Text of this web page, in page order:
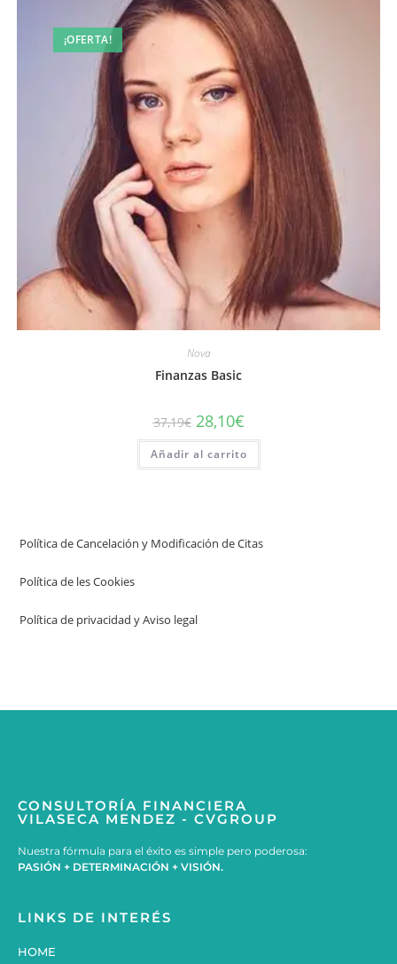
¡OFERTA!
Nova
Finanzas Basic
37,19€ 28,10€
Añadir al carrito
Política de Cancelación y Modificación de Citas
Política de les Cookies
Política de privacidad y Aviso legal
CONSULTORÍA FINANCIERA
VILASECA MENDEZ - CVGROUP
Nuestra fórmula para el éxito es simple pero poderosa:
PASIÓN + DETERMINACIÓN + VISIÓN.
LINKS DE INTERÉS
HOME